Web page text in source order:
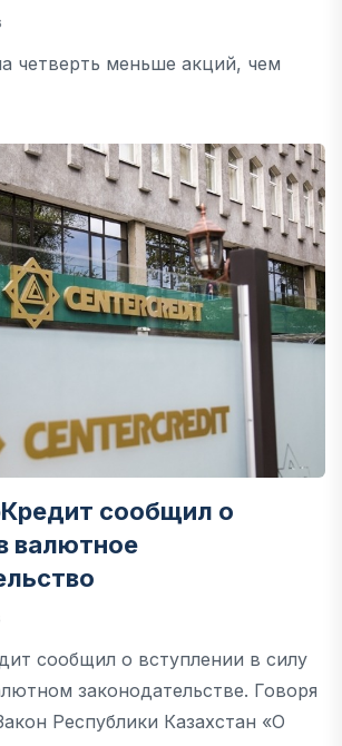
четверть меньше акций, чем
сообщил о
валютное
сообщил о вступлении в силу
законодательстве. Говоря
Республики Казахстан «О